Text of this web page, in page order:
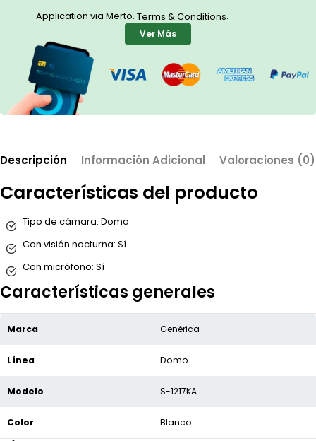
Application via Merto. Terms & Conditions.
Ver Más
Descripción Información Adicional Valoraciones (0)
Características del producto
Tipo de cámara: Domo
Con visión nocturna: Sí
Con micrófono: Sí
Características generales
Marca Genérica
Línea Domo
Modelo S-1217KA
Color Blanco